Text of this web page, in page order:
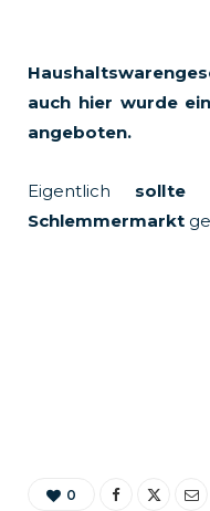
auch hier wurde
angeboten.
Eigentlich sollte
Schlemmermarkt
0